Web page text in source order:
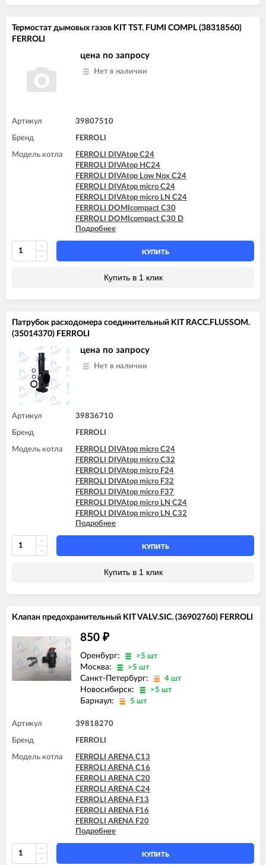
FERROLI DIVAtop micro LN F32
FERROLI DIVAtop ST F24
FERROLI DIVAtop ST F32
Термостат дымовых газов KIT TST. FUMI COMPL (38318560)
FERROLI
цена по запросу
Нет в наличии
Артикул 39807510
Бренд FERROLI
Модель котла
FERROLI DIVAtop C24
FERROLI DIVAtop HC24
FERROLI DIVAtop Low Nox C24
FERROLI DIVAtop micro C24
FERROLI DIVAtop micro LN C24
FERROLI DOMIcompact C30
FERROLI DOMIcompact C30 D
FERROLI DOMItech C32
FERROLI DOMItech C32 D
FERROLI DOMItop C30 E
Подробнее
КУПИТЬ
Купить в 1 клик
Патрубок расходомера соединительный KIT RACC.FLUSSOM.
(35014370) FERROLI
цена по запросу
Нет в наличии
Артикул 39836710
Бренд FERROLI
Модель котла
FERROLI DIVAtop micro C24
FERROLI DIVAtop micro C32
FERROLI DIVAtop micro F24
FERROLI DIVAtop micro F32
FERROLI DIVAtop micro F37
FERROLI DIVAtop micro LN C24
FERROLI DIVAtop micro LN C32
FERROLI DIVAtop micro LN F24
FERROLI DIVAtop micro LN F32
Подробнее
КУПИТЬ
Купить в 1 клик
Клапан предохранительный KIT VALV.SIC. (36902760) FERROLI
850 ₽
Оренбург: >5 шт
Москва: >5 шт
Санкт-Петербург: 4 шт
Новосибирск: >5 шт
Барнаул: 5 шт
Артикул 39818270
Бренд FERROLI
Модель котла
FERROLI ARENA C13
FERROLI ARENA C16
FERROLI ARENA C20
FERROLI ARENA C24
FERROLI ARENA F13
FERROLI ARENA F16
FERROLI ARENA F20
FERROLI ARENA F24
FERROLI BLUEHELIX PRO 25 C
FERROLI BLUEHELIX PRO 32 C
Подробнее
КУПИТЬ